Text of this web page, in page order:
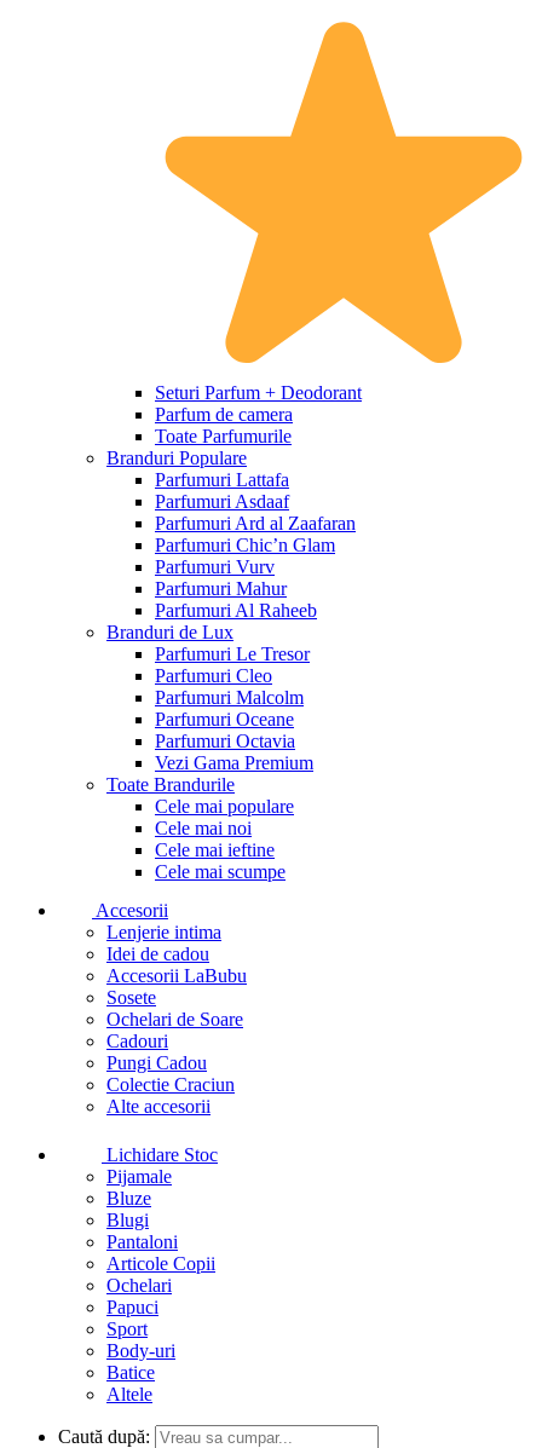
Seturi Parfum + Deodorant
Parfum de camera
Toate Parfumurile
Branduri Populare
Parfumuri Lattafa
Parfumuri Asdaaf
Parfumuri Ard al Zaafaran
Parfumuri Chic’n Glam
Parfumuri Vurv
Parfumuri Mahur
Parfumuri Al Raheeb
Branduri de Lux
Parfumuri Le Tresor
Parfumuri Cleo
Parfumuri Malcolm
Parfumuri Oceane
Parfumuri Octavia
Vezi Gama Premium
Toate Brandurile
Cele mai populare
Cele mai noi
Cele mai ieftine
Cele mai scumpe
Accesorii
Lenjerie intima
Idei de cadou
Accesorii LaBubu
Sosete
Ochelari de Soare
Cadouri
Pungi Cadou
Colectie Craciun
Alte accesorii
Lichidare Stoc
Pijamale
Bluze
Blugi
Pantaloni
Articole Copii
Ochelari
Papuci
Sport
Body-uri
Batice
Altele
Caută după: